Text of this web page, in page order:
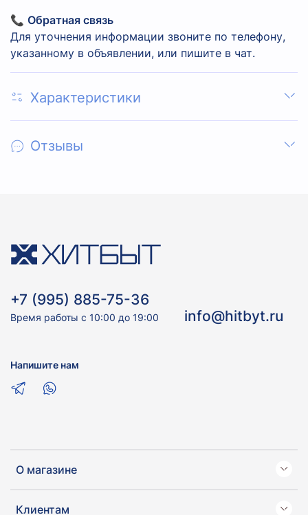
📞 Обратная связь
Для уточнения информации звоните по телефону,
указанному в объявлении, или пишите в чат.
Характеристики
Отзывы
О магазине
Клиентам
+7 (995) 885-75-36
Время работы с 10:00 до 19:00 info@hitbyt.ru
Напишите нам